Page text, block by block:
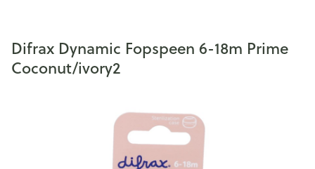
Difrax Dynamic Fopspeen 6-18m Prime
Coconut/ivory2